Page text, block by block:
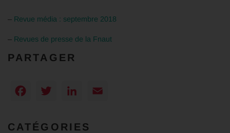
– Revue média : septembre 2018
– Revues de presse de la Fnaut
PARTAGER
Facebook
TwitterLinkedIn
CATÉGORIES